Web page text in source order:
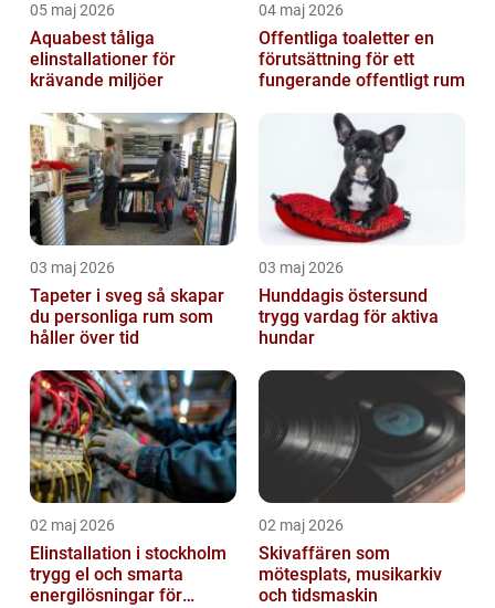
05 maj 2026
Aquabest tåliga
elinstallationer för
krävande miljöer
04 maj 2026
Offentliga toaletter en
förutsättning för ett
fungerande offentligt rum
03 maj 2026
Tapeter i sveg så skapar
du personliga rum som
håller över tid
03 maj 2026
Hunddagis östersund
trygg vardag för aktiva
hundar
02 maj 2026
Elinstallation i stockholm
trygg el och smarta
energilösningar för
02 maj 2026
Skivaffären som
mötesplats, musikarkiv
och tidsmaskin